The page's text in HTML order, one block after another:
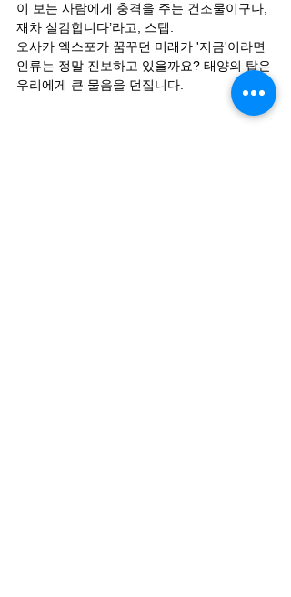
이 보는 사람에게 충격을 주는 건조물이구나,
재차 실감합니다’라고, 스탭.
오사카 엑스포가 꿈꾸던 미래가 '지금'이라면
인류는 정말 진보하고 있을까요? 태양의 탑은
우리에게 큰 물음을 던집니다.